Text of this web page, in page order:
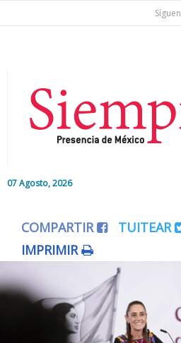
07 Agosto, 2026
Editorial
Nacional
Colaboradores
COMPARTIR TUITEAR
IMPRIMIR